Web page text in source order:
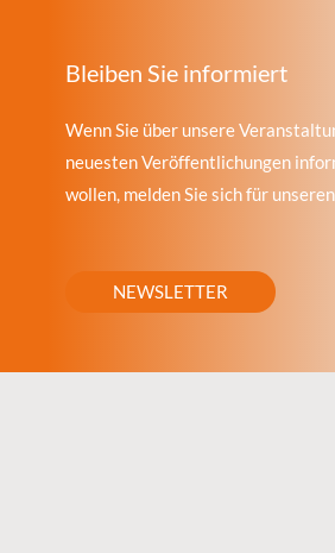
Bleiben Sie informiert
Wenn Sie über unsere
neuesten Veröffentlichungen
wollen, melden Sie sich für
NEWSLETTER